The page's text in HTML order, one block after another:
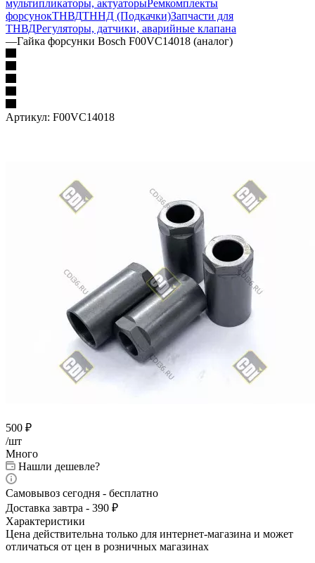
мультипликаторы, актуаторыРемкомплекты
форсунокТНВДТННД (Подкачки)Запчасти для
ТНВДРегуляторы, датчики, аварийные клапана
—Гайка форсунки Bosch F00VC14018 (аналог)
Артикул: F00VC14018
500 ₽
/шт
Много
Нашли дешевле?
Самовывоз сегодня - бесплатно
Доставка завтра - 390 ₽
Характеристики
Цена действительна только для интернет-магазина и может
отличаться от цен в розничных магазинах